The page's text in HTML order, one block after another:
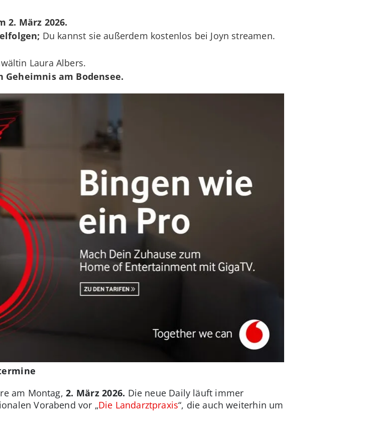
2. März 2026.
Du kannst sie außerdem kostenlos bei Joyn streamen.
Laura Albers.
Geheimnis am Bodensee.
am Montag, 2. März 2026. Die neue Daily läuft immer
Vorabend vor „Die Landarztpraxis“, die auch weiterhin um